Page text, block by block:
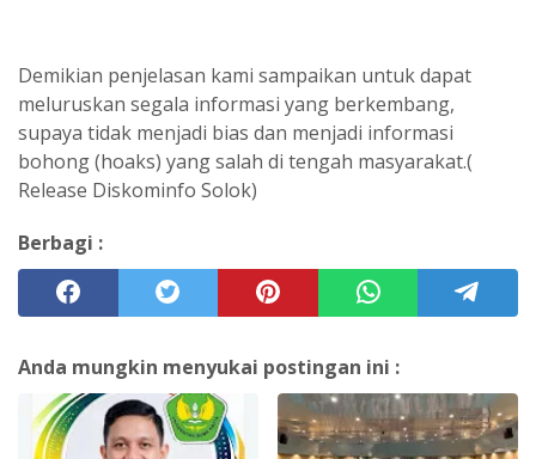
Demikian penjelasan kami sampaikan untuk dapat
meluruskan segala informasi yang berkembang,
supaya tidak menjadi bias dan menjadi informasi
bohong (hoaks) yang salah di tengah masyarakat.(
Release Diskominfo Solok)
Berbagi :
Anda mungkin menyukai postingan ini :